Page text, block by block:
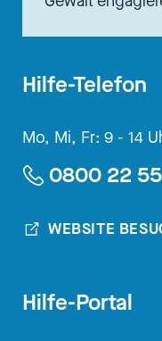
Ihr dürft uns
auch genau
dagegen
Hilfe-Telefon
Mo, Mi, Fr: 9 - 14
0800 22
WEBSITE
Hilfe-Portal